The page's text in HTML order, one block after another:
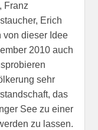
Franz
Erich
von dieser Idee
2010 auch
sehr
das
See zu einer
zu lassen.